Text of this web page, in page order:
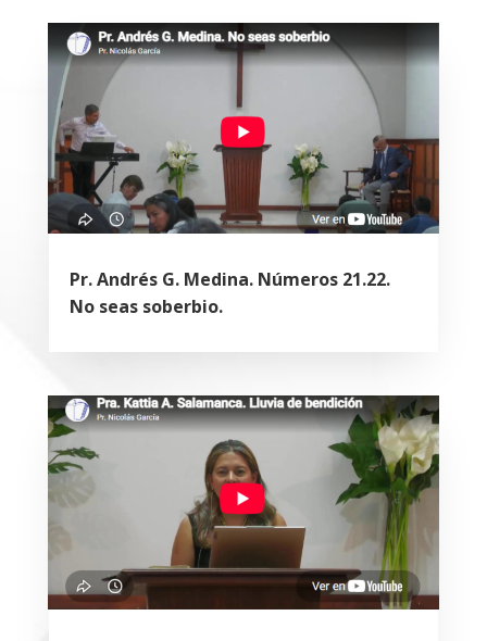
Pr. Andrés G. Medina. Números 21.22.
No seas soberbio.